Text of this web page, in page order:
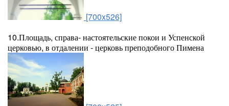
[700x526]
10.Площадь, справа- настоятельские покои и Успенской
церковью, в отдалении - церковь преподобного Пимена